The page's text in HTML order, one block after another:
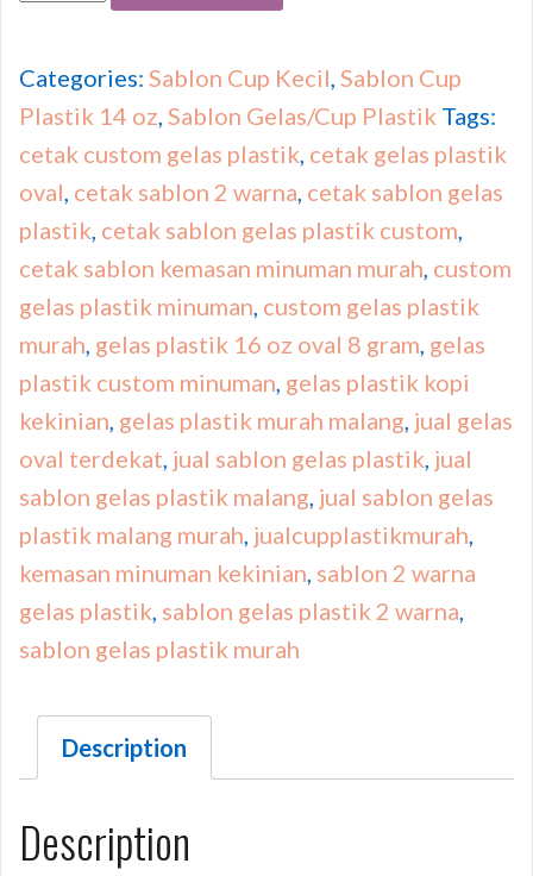
Categories: Sablon Cup Kecil Sablon Cup
Plastik 14 oz Sablon Gelas/Cup Plastik Tags:
cetak custom gelas plastik cetak gelas plastik
oval cetak sablon 2 warna cetak sablon gelas
plastik cetak sablon gelas plastik custom
cetak sablon kemasan minuman murah custom
gelas plastik minuman custom gelas plastik
murah gelas plastik 16 oz oval 8 gram gelas
plastik custom minuman gelas plastik kopi
kekinian gelas plastik murah malang jual gelas
oval terdekat jual sablon gelas plastik jual
sablon gelas plastik malang jual sablon gelas
plastik malang murah jualcupplastikmurah
kemasan minuman kekinian sablon 2 warna
gelas plastik sablon gelas plastik 2 warna
sablon gelas plastik murah
Description
Description